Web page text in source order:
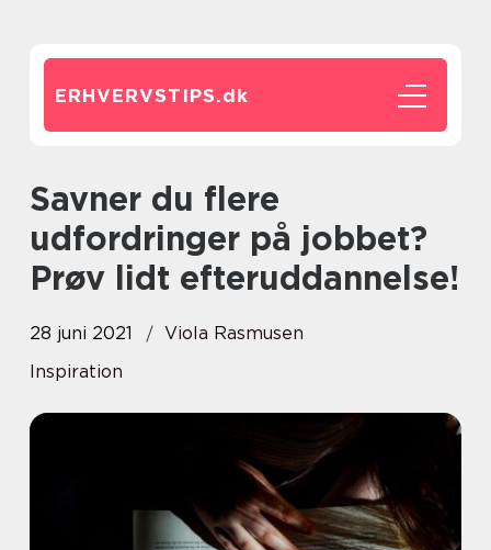
ERHVERVSTIPS.dk
Savner du flere
udfordringer på jobbet?
Prøv lidt efteruddannelse!
28 juni 2021
Viola Rasmusen
Inspiration